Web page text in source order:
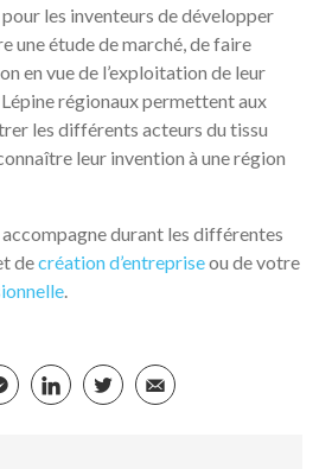
les inventeurs de développer
une étude de marché, de faire
en vue de l’exploitation de leur
régionaux permettent aux
les différents acteurs du tissu
leur invention à une région
durant les différentes
decréation d’entrepriseou de votre
.